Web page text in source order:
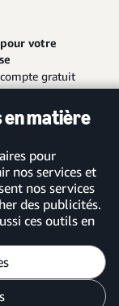
en matière
pour
nos services et
nos services
des publicités.
ces outils en
votre
gratuit
à votre compte
mobile Amazon